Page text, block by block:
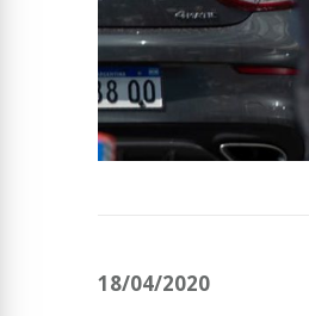
18/04/2020